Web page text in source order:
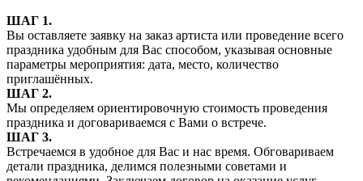
ШАГ 1.
Вы оставляете заявку на заказ артиста или проведение всего
праздника удобным для Вас способом, указывая основные
параметры мероприятия: дата, место, количество
приглашённых.
ШАГ 2.
Мы определяем ориентировочную стоимость проведения
праздника и договариваемся с Вами о встрече.
ШАГ 3.
Встречаемся в удобное для Вас и нас время. Обговариваем
детали праздника, делимся полезными советами и